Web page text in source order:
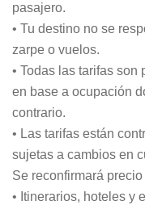
pasajero.
• Tu destino no se
zarpe o vuelos.
• Todas las tarifas
en base a ocupación
contrario.
• Las tarifas están
sujetas a cambios en
Se reconfirmará
• Itinerarios, hoteles y